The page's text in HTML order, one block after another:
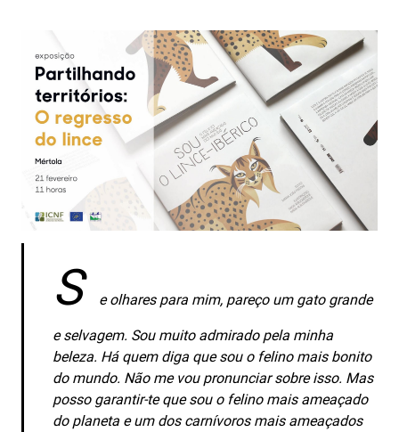
S e olhares para mim, pareço um gato grande
e selvagem. Sou muito admirado pela minha
beleza. Há quem diga que sou o felino mais bonito
do mundo. Não me vou pronunciar sobre isso. Mas
posso garantir-te que sou o felino mais ameaçado
do planeta e um dos carnívoros mais ameaçados